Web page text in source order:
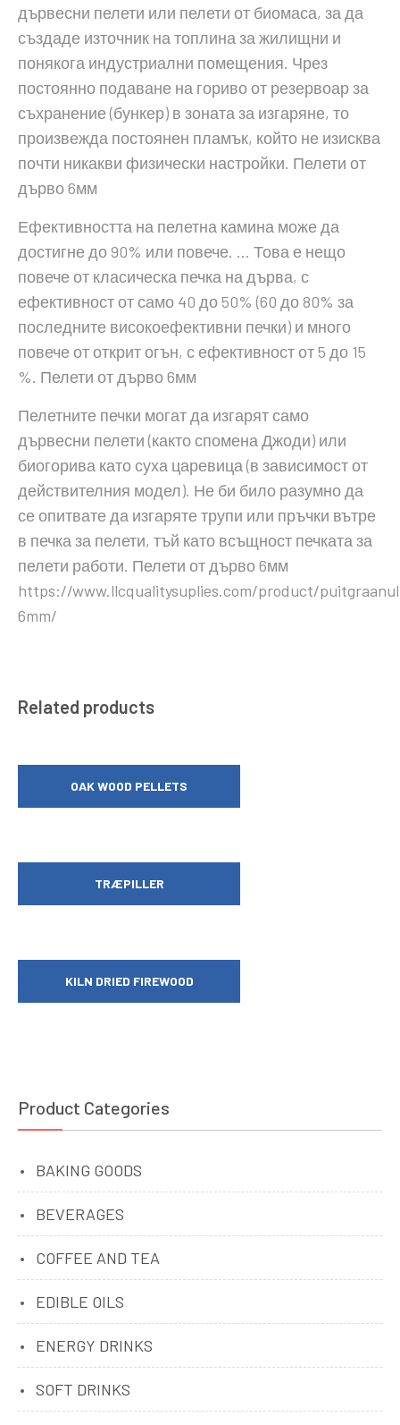
дървесни пелети или пелети от биомаса, за да
създаде източник на топлина за жилищни и
понякога индустриални помещения. Чрез
постоянно подаване на гориво от резервоар за
съхранение (бункер) в зоната за изгаряне, то
произвежда постоянен пламък, който не изисква
почти никакви физически настройки. Пелети от
дърво 6мм
Ефективността на пелетна камина може да
достигне до 90% или повече. … Това е нещо
повече от класическа печка на дърва, с
ефективност от само 40 до 50% (60 до 80% за
последните високоефективни печки) и много
повече от открит огън, с ефективност от 5 до 15
%. Пелети от дърво 6мм
Пелетните печки могат да изгарят само
дървесни пелети (както спомена Джоди) или
биогорива като суха царевица (в зависимост от
действителния модел). Не би било разумно да
се опитвате да изгаряте трупи или пръчки вътре
в печка за пелети, тъй като всъщност печката за
пелети работи. Пелети от дърво 6мм
https://www.llcqualitysuplies.com/product/
6mm/
Related products
OAK WOOD PELLETS
TRÆPILLER
KILN DRIED FIREWOOD
Product Categories
BAKING GOODS
BEVERAGES
COFFEE AND TEA
EDIBLE OILS
ENERGY DRINKS
SOFT DRINKS